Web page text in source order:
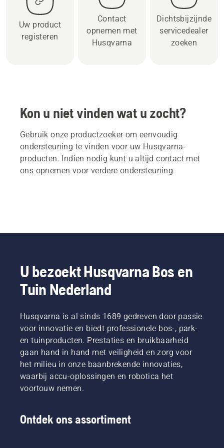
Uw product
registeren
Contact
opnemen met
Husqvarna
Dichtsbijzijnde
servicedealer
zoeken
Kon u niet vinden wat u zocht?
Gebruik onze productzoeker om eenvoudig
ondersteuning te vinden voor uw Husqvarna-
producten. Indien nodig kunt u altijd contact met
ons opnemen voor verdere ondersteuning.
U bezoekt Husqvarna Bos en
Tuin Nederland
Husqvarna is al sinds 1689 gedreven door passie
voor innovatie en biedt professionele bos-, park-
en tuinproducten. Prestaties en bruikbaarheid
gaan hand in hand met veiligheid en zorg voor
het milieu in onze baanbrekende innovaties,
waarbij accu-oplossingen en robotica het
voortouw nemen.
Ontdek ons assortiment